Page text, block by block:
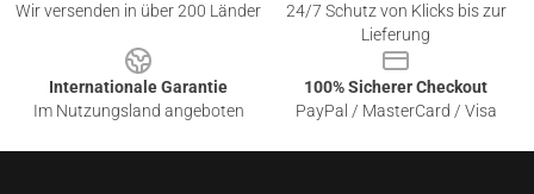
Wir versenden in über 200 Länder
24/7 Schutz von Klicks bis zur
Lieferung
Internationale Garantie
Im Nutzungsland angeboten
100% Sicherer Checkout
PayPal / MasterCard / Visa